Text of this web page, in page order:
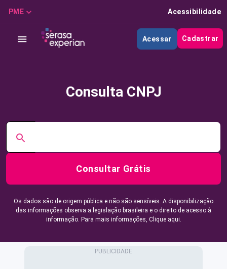
PME Acessibilidade
Acessar Cadastrar
Consulta CNPJ
Consultar Grátis
Os dados são de origem pública e não são sensíveis. A disponibilização
das informações observa a legislação brasileira e o direito de acesso à
informação. Para mais informações, Clique aqui.